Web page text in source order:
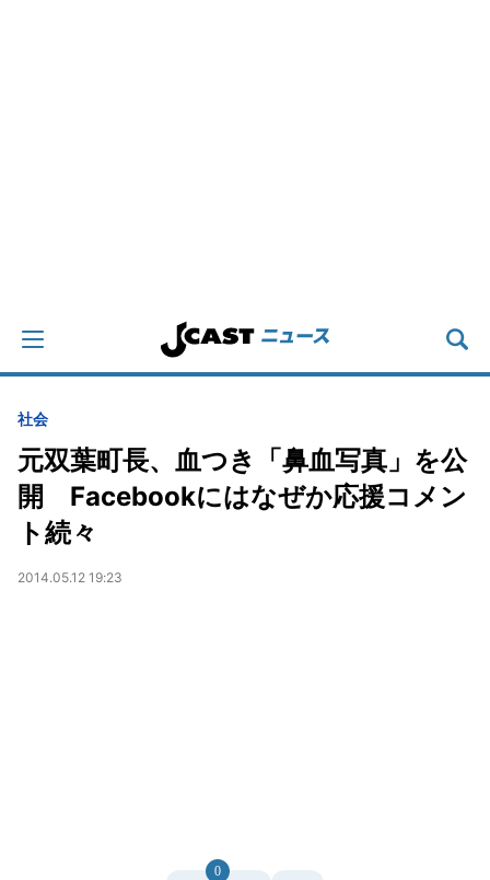
社会
元双葉町長、血つき「鼻血写真」を公
開 Facebookにはなぜか応援コメン
ト続々
2014.05.12 19:23
0